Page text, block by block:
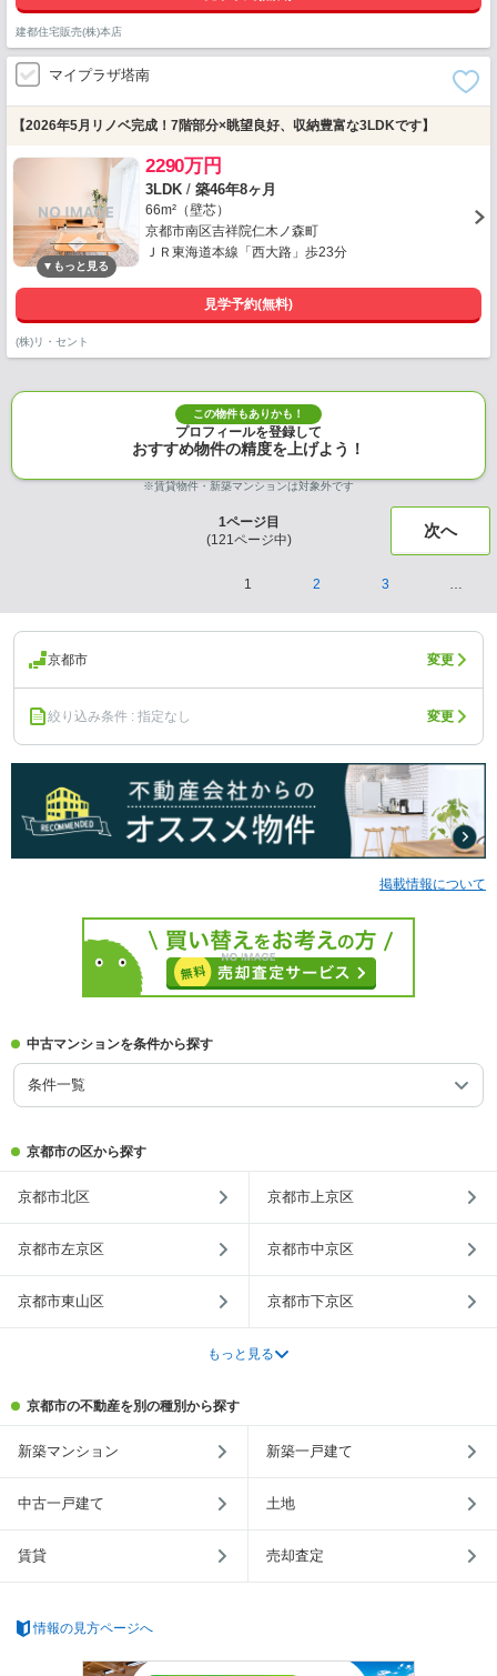
建都住宅販売(株)本店
マイプラザ塔南
【2026年5月リノベ完成！7階部分×眺望良好、収納豊富な3LDKです】
2290万円
3LDK / 築46年8ヶ月
66m²（壁芯）
京都市南区吉祥院仁木ノ森町
ＪＲ東海道本線「西大路」歩23分
見学予約(無料)
(株)リ・セント
この物件もありかも！
プロフィールを登録して
おすすめ物件の精度を上げよう！
※賃貸物件・新築マンションは対象外です
1ページ目
(121ページ中) 次へ
1 2 3 …
京都市 変更
絞り込み条件 : 指定なし 変更
掲載情報について
中古マンションを条件から探す
条件一覧
京都市の区から探す
京都市北区 京都市上京区
京都市左京区 京都市中京区
京都市東山区 京都市下京区
もっと見る
京都市の不動産を別の種別から探す
新築マンション 新築一戸建て
中古一戸建て 土地
賃貸 売却査定
情報の見方ページへ